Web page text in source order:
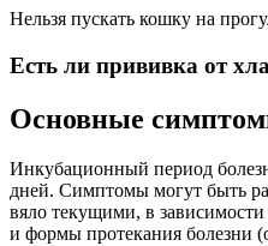
Нельзя пускать кошку на
Есть ли прививка от
Основные
Инкубационный период
дней. Симптомы могут быть
вяло текущими, в
и формы протекания болезни